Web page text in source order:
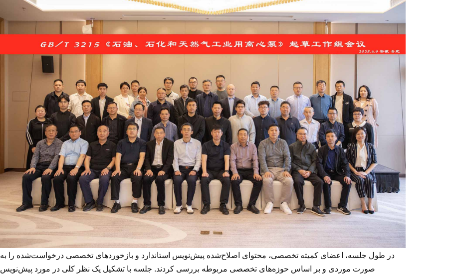
در طول جلسه، اعضای کمیته تخصصی، محتوای اصلاح‌شده پیش‌نویس استاندارد و بازخوردهای تخصصی درخواست‌شده را به
صورت موردی و بر اساس حوزه‌های تخصصی مربوطه بررسی کردند. جلسه با تشکیل یک نظر کلی در مورد پیش‌نویس